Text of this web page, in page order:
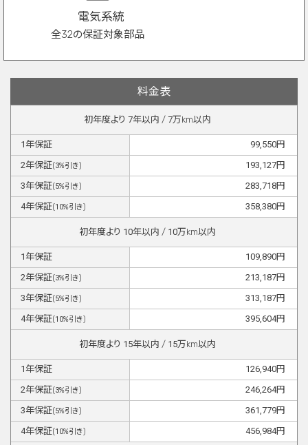
電気系統
全32の保証対象部品
料金表
初年度より 7年以内 / 7万km以内
1年保証 99,550円
2年保証(3%引き) 193,127円
3年保証(5%引き) 283,718円
4年保証(10%引き) 358,380円
初年度より 10年以内 / 10万km以内
1年保証 109,890円
2年保証(3%引き) 213,187円
3年保証(5%引き) 313,187円
4年保証(10%引き) 395,604円
初年度より 15年以内 / 15万km以内
1年保証 126,940円
2年保証(3%引き) 246,264円
3年保証(5%引き) 361,779円
4年保証(10%引き) 456,984円